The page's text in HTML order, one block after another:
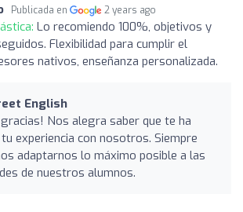
Publicada en 2 years ago
Lo recomiendo 100%, objetivos y
Flexibilidad para cumplir el
nativos, enseñanza personalizada.
English
gracias! Nos alegra saber que te ha
experiencia con nosotros. Siempre
adaptarnos lo máximo posible a las
de nuestros alumnos.